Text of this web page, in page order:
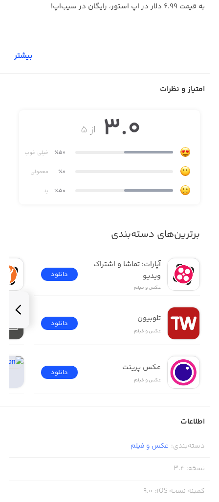
به قیمت ۶.۹۹ دلار در اپ استور، رایگان در سیب‌اپ!
بیشتر
امتیاز و نظرات
از ۵ 3.0
٪50 خیلی خوب
٪0 معمولی
٪50 بد
برترین‌های دسته‌بندی
ویدیو
عکس و فیلم
دانلود
تلوبیون
عکس و فیلم
دانلود
عکس پرینت
عکس و فیلم
دانلود
اطلاعات
دسته‌بندی: عکس و فیلم
نسخه:
3.4
کمینه نسخه iOS :
9.0